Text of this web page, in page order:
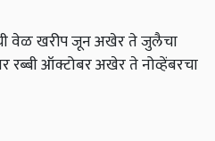
वेळ खरीप जून अखेर ते जुलैचा
रब्बी ऑक्टोबर अखेर ते नोव्हेंबरचा